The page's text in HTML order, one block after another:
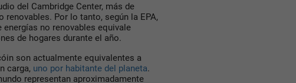
del Cambridge Center, más de
renovables. Por lo tanto, según la EPA,
no renovables equivale
de hogares durante el año.
son actualmente equivalentes a
carga, uno por habitante del planeta.
representan aproximadamente